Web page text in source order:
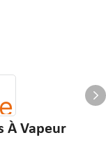
À Vapeur